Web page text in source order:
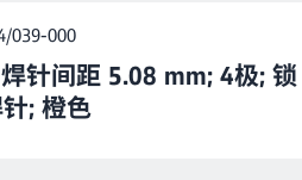
039-000
针间距 5.08 mm; 4极; 锁
; 橙色